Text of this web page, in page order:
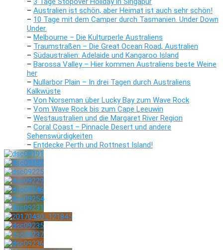
– Australien ist schön, aber Heimat ist auch sehr schön!
– 10 Tage mit dem Camper durch Tasmanien. Under Down
Under.
– Melbourne – Die Kulturperle Australiens
– Traumstraßen – Die Great Ocean Road, Australien
– Südaustralien: Adelaide und Kangaroo Island
– Barossa Valley – Hier kommen Australiens beste Weine
her
– Nullarbor Plain – In drei Tagen durch Australiens
Kalkwüste
– Von Norseman über Lucky Bay zum Wave Rock
– Vom Wave Rock bis zum Cape Leeuwin
– Westaustralien und die Margaret River Region
– Coral Coast – Pinnacle Desert und andere
Sehenswürdigkeiten
– Entdecke Perth und Rottnest Island!